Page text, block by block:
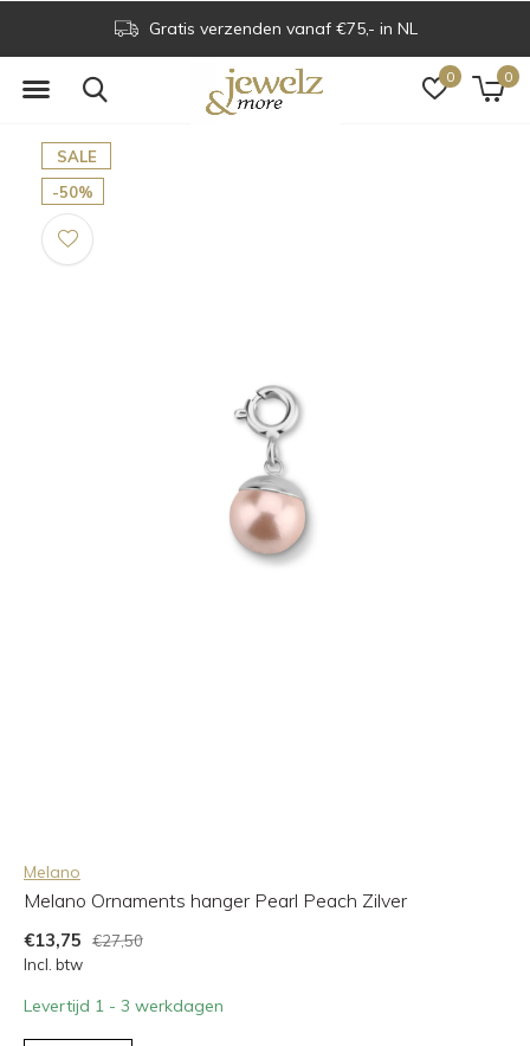
0 0
Gratis verzenden vanaf €75,- in NL
SALE
-50%
Melano
Melano Ornaments hanger Pearl Peach Zilver
€13,75
€27,50
Incl. btw
Levertijd 1 - 3 werkdagen